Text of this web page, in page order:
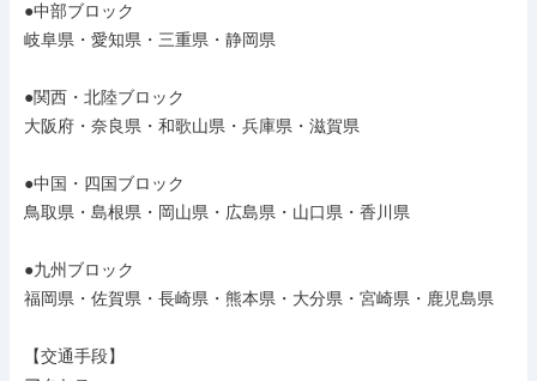
●中部ブロック
岐阜県・愛知県・三重県・静岡県
●関西・北陸ブロック
大阪府・奈良県・和歌山県・兵庫県・滋賀県
●中国・四国ブロック
鳥取県・島根県・岡山県・広島県・山口県・香川県
●九州ブロック
福岡県・佐賀県・長崎県・熊本県・大分県・宮崎県・鹿児島県
【交通手段】